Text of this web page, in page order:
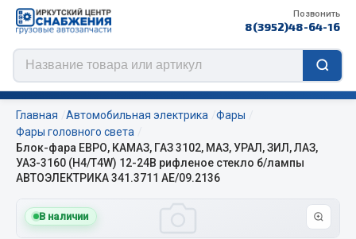
Позвонить
8(3952)48-64-16
Цепи противоскольжения
ЦЕПИ РОССИЯ
Главная Автомобильная электрика
Фары
Фары головного света
Блок-фара ЕВРО, КАМАЗ, ГАЗ 3102, МАЗ, УРАЛ, ЗИЛ, ЛАЗ,
УАЗ-3160 (Н4/Т4W) 12-24В рифленое стекло б/лампы
АВТОЭЛЕКТРИКА 341.3711 АЕ/09.2136
В наличии